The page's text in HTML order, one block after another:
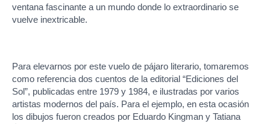
ventana fascinante a un mundo donde lo extraordinario se
vuelve inextricable.
Para elevarnos por este vuelo de pájaro literario, tomaremos
como referencia dos cuentos de la editorial “Ediciones del
Sol”, publicadas entre 1979 y 1984, e ilustradas por varios
artistas modernos del país. Para el ejemplo, en esta ocasión
los dibujos fueron creados por Eduardo Kingman y Tatiana